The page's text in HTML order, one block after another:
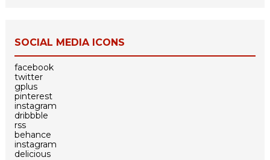
SOCIAL MEDIA ICONS
facebook
twitter
gplus
pinterest
instagram
dribbble
rss
behance
instagram
delicious